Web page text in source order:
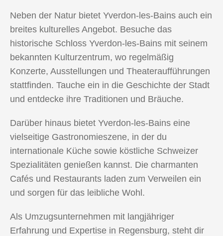
Neben der Natur bietet Yverdon-les-Bains auch ein
breites kulturelles Angebot. Besuche das
historische Schloss Yverdon-les-Bains mit seinem
bekannten Kulturzentrum, wo regelmäßig
Konzerte, Ausstellungen und Theateraufführungen
stattfinden. Tauche ein in die Geschichte der Stadt
und entdecke ihre Traditionen und Bräuche.
Darüber hinaus bietet Yverdon-les-Bains eine
vielseitige Gastronomieszene, in der du
internationale Küche sowie köstliche Schweizer
Spezialitäten genießen kannst. Die charmanten
Cafés und Restaurants laden zum Verweilen ein
und sorgen für das leibliche Wohl.
Als Umzugsunternehmen mit langjähriger
Erfahrung und Expertise in Regensburg, steht dir